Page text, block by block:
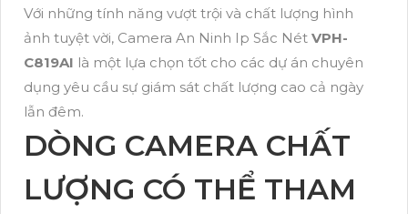
Với những tính năng vượt trội và chất lượng hình
ảnh tuyệt vời, Camera An Ninh Ip Sắc Nét VPH-
C819AI là một lựa chọn tốt cho các dự án chuyên
dụng yêu cầu sự giám sát chất lượng cao cả ngày
lẫn đêm.
DÒNG CAMERA CHẤT
LƯỢNG CÓ THỂ THAM